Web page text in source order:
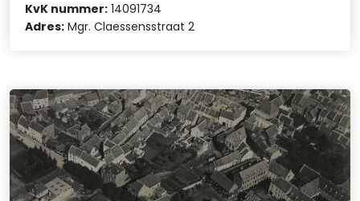
KvK nummer: 14091734
Adres: Mgr. Claessensstraat 2